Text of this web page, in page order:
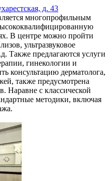
д. 43
многопрофильным
В центре можно пройти
ультразвуковое
Также предлагаются услуги
гинекологии и
консультацию дерматолога,
также предусмотрена
Наравне с классической
методики, включая